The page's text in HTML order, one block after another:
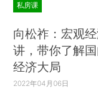
私房课
向松祚：宏观
讲，带你了解
经济大局
2022年04月06日